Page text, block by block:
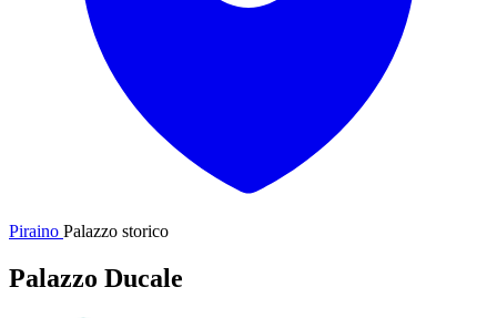
Piraino Palazzo storico
Palazzo Ducale